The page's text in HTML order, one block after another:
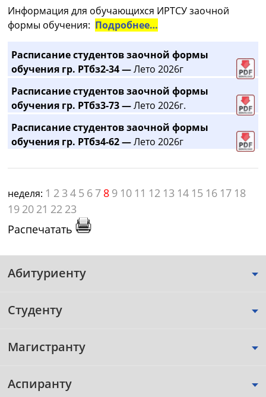
Информация для обучающихся ИРТСУ заочной
формы обучения: Подробнее…
Расписание студентов заочной формы
обучения гр. РТбз2-34 —Лето 2026г
Расписание студентов заочной формы
обучения гр. РТбз3-73 —Лето 2026г.
Расписание студентов заочной формы
обучения гр. РТбз4-62 —Лето 2026г
неделя: 1 2 3 4 5 6 7 8 9 10 11 12 13 14 15 16 17 18
19 20 21 22 23
Распечатать
Абитуриенту
Студенту
Магистранту
Аспиранту